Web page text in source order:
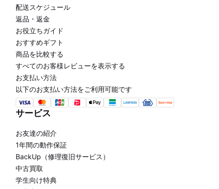
配送スケジュール
返品・返金
お役立ちガイド
おすすめギフト
商品を比較する
すべてのお客様レビューを表示する
お支払い方法
以下のお支払い方法をご利用可能です
サービス
お友達の紹介
1年間の動作保証
BackUp（修理復旧サービス）
中古買取
学生向け特典